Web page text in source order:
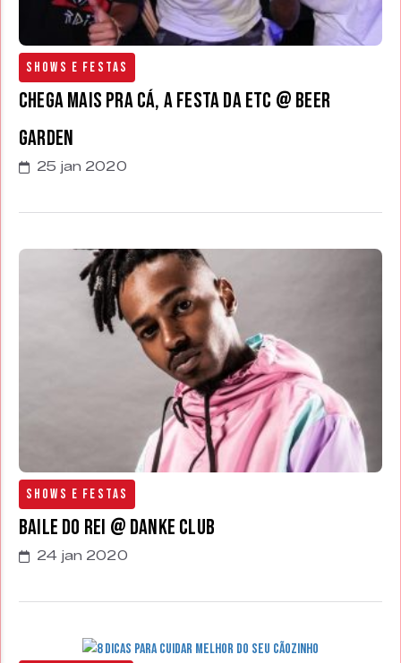
Shows e Festas
Chega Mais Pra Cá, a festa da ETC @ Beer
Garden
25 jan 2020
Shows e Festas
Baile do Rei @ Danke Club
24 jan 2020